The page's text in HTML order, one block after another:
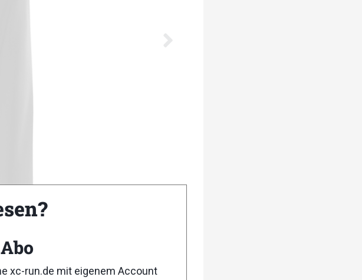
xc-run.de mit eigenem Account